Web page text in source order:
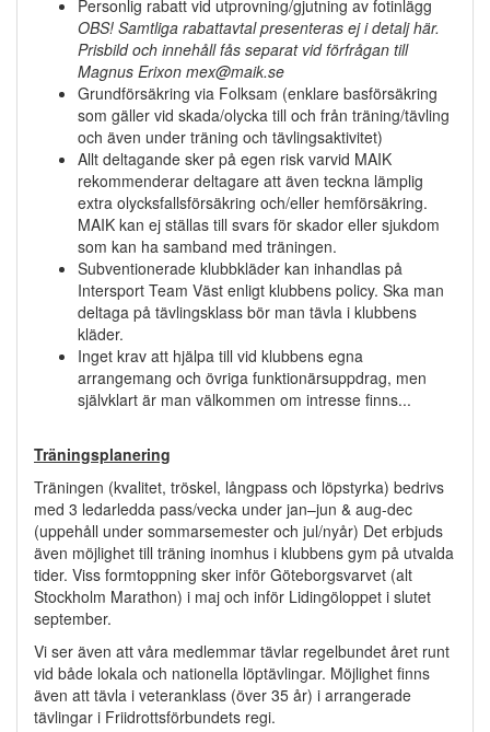
Personlig rabatt vid utprovning/gjutning av fotinlägg
OBS! Samtliga rabattavtal presenteras ej i detalj här.
Prisbild och innehåll fås separat vid förfrågan till
Magnus Erixon mex@maik.se
Grundförsäkring via Folksam (enklare basförsäkring
som gäller vid skada/olycka till och från träning/tävling
och även under träning och tävlingsaktivitet)
Allt deltagande sker på egen risk varvid MAIK
rekommenderar deltagare att även teckna lämplig
extra olycksfallsförsäkring och/eller hemförsäkring.
MAIK kan ej ställas till svars för skador eller sjukdom
som kan ha samband med träningen.
Subventionerade klubbkläder kan inhandlas på
Intersport Team Väst enligt klubbens policy. Ska man
deltaga på tävlingsklass bör man tävla i klubbens
kläder.
Inget krav att hjälpa till vid klubbens egna
arrangemang och övriga funktionärsuppdrag, men
självklart är man välkommen om intresse finns...
Träningsplanering
Träningen (kvalitet, tröskel, långpass och löpstyrka) bedrivs
med 3 ledarledda pass/vecka under jan–jun & aug-dec
(uppehåll under sommarsemester och jul/nyår) Det erbjuds
även möjlighet till träning inomhus i klubbens gym på utvalda
tider. Viss formtoppning sker inför Göteborgsvarvet (alt
Stockholm Marathon) i maj och inför Lidingöloppet i slutet
september.
Vi ser även att våra medlemmar tävlar regelbundet året runt
vid både lokala och nationella löptävlingar. Möjlighet finns
även att tävla i veteranklass (över 35 år) i arrangerade
tävlingar i Friidrottsförbundets regi.